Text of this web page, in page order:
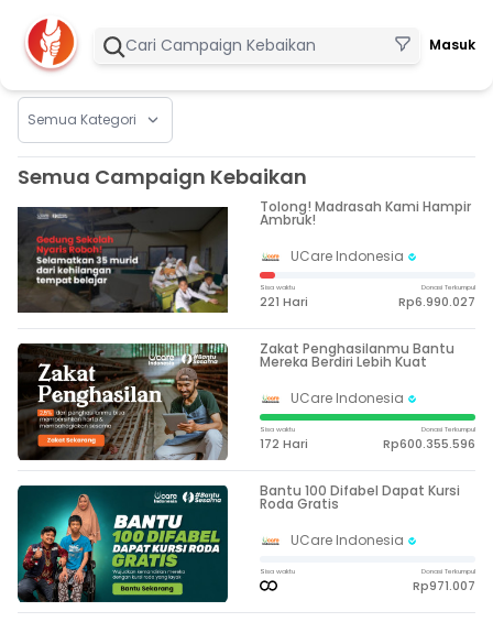
Masuk
Semua Campaign Kebaikan
Tolong! Madrasah Kami Hampir
Ambruk!
UCare Indonesia
Sisa waktu Donasi Terkumpul
221 Hari Rp6.990.027
Zakat Penghasilanmu Bantu
Mereka Berdiri Lebih Kuat
UCare Indonesia
Sisa waktu Donasi Terkumpul
172 Hari Rp600.355.596
Bantu 100 Difabel Dapat Kursi
Roda Gratis
UCare Indonesia
Sisa waktu Donasi Terkumpul
Rp971.007